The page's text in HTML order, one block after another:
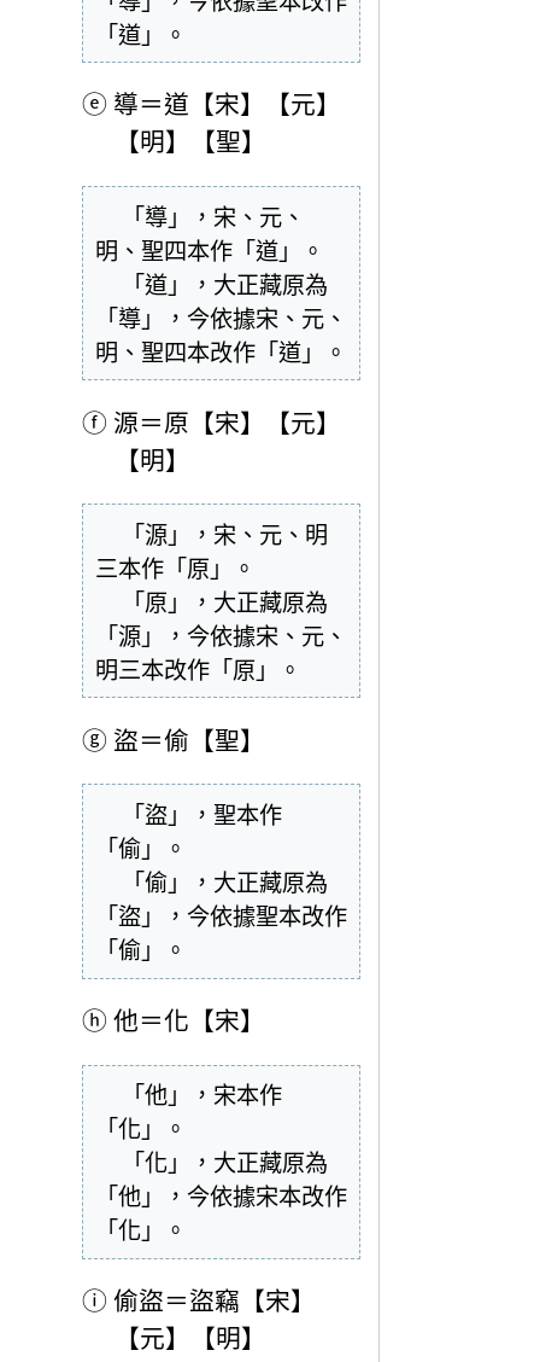
「道」。
ⓔ 導＝道【宋】【元】
【明】【聖】
明、聖四本作「道」。
「導」，今依據宋、元、
明、聖四本改作「道」。
ⓕ 源＝原【宋】【元】
【明】
三本作「原」。
「源」，今依據宋、元、
明三本改作「原」。
ⓖ 盜＝偷【聖】
「偷」。
「盜」，今依據聖本改作
「偷」。
ⓗ 他＝化【宋】
「化」。
「他」，今依據宋本改作
「化」。
ⓘ 偷盜＝盜竊【宋】
【元】【明】